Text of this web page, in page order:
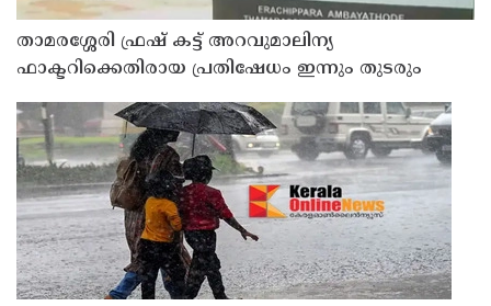
താമരശ്ശേരി ഫ്രഷ് കട്ട് അറവുമാലിന്യ
ഫാക്ടറിക്കെതിരായ പ്രതിഷേധം ഇന്നും തുടരും